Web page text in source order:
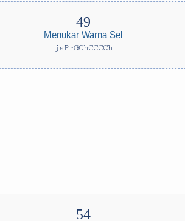
Menukar Warna Sel
jsPrGChCCCCh